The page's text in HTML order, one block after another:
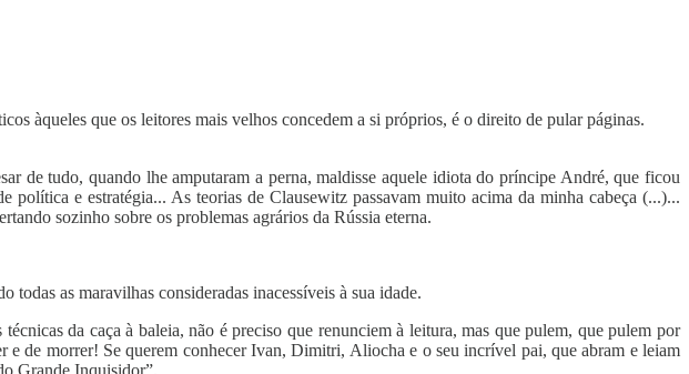
àqueles que os leitores mais velhos concedem a si próprios, é o direito de pular páginas.
de tudo, quando lhe amputaram a perna, maldisse aquele idiota do príncipe André, que ficou
e estratégia... As teorias de Clausewitz passavam muito acima da minha cabeça (...)...
sozinho sobre os problemas agrários da Rússia eterna.
todas as maravilhas consideradas inacessíveis à sua idade.
da caça à baleia, não é preciso que renunciem à leitura, mas que pulem, que pulem por
e de morrer! Se querem conhecer Ivan, Dimitri, Aliocha e o seu incrível pai, que abram e leiam
Grande Inquisidor”.